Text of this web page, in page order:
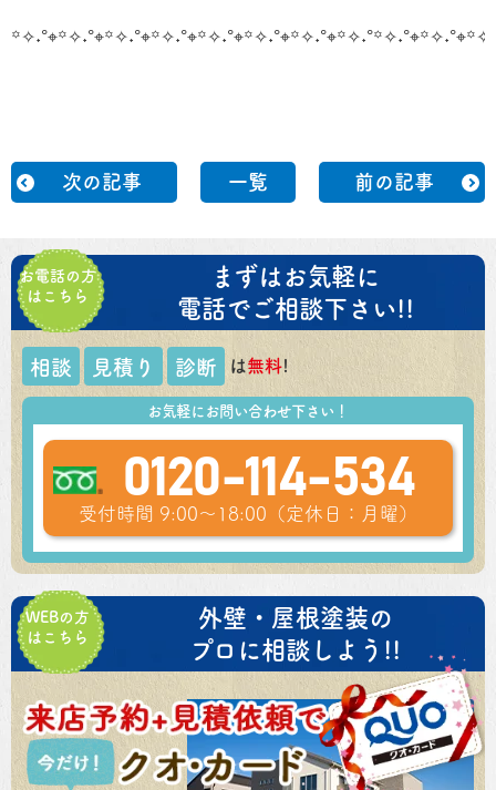
꙳✧˖°⌖꙳✧˖°⌖꙳✧˖°⌖꙳✧˖°⌖꙳✧˖°⌖꙳✧˖°⌖꙳✧˖°⌖꙳✧˖°
次の記事 一覧 前の記事
お電話の方
はこちら
まずはお気軽に
電話でご相談下さい!!
相談 見積り 診断 は無料!
お気軽にお問い合わせ下さい！
0120-114-534
受付時間 9:00～18:00（定休日：月曜）
WEBの方
はこちら
外壁・屋根塗装の
プロに相談しよう!!